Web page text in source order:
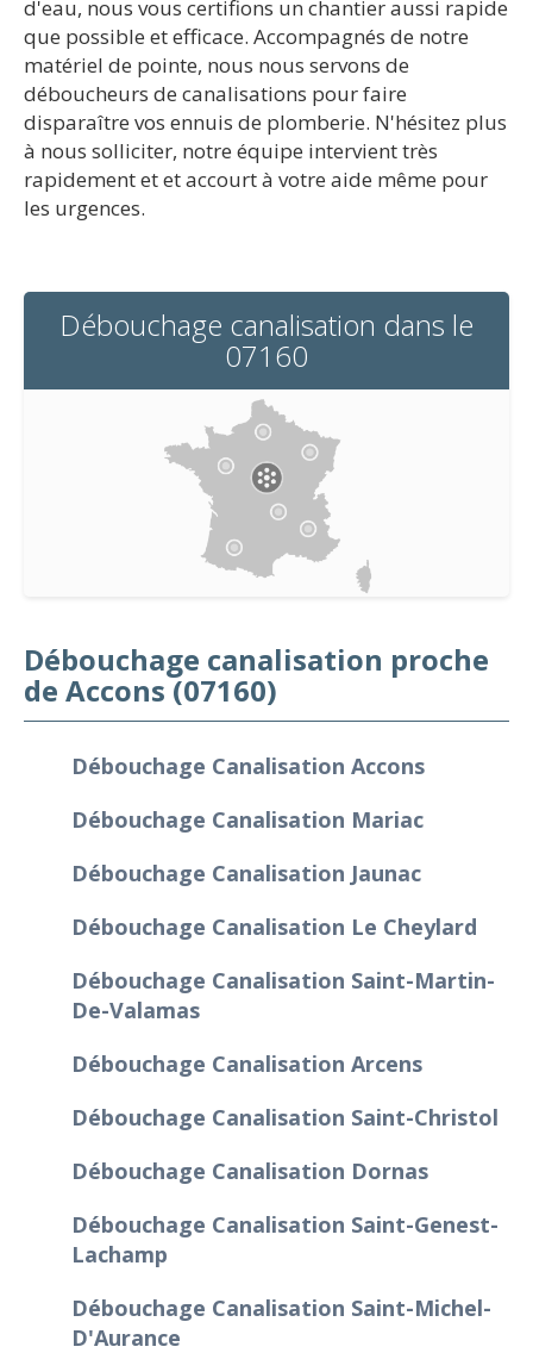
d'eau, nous vous certifions un chantier aussi rapide
que possible et efficace. Accompagnés de notre
matériel de pointe, nous nous servons de
déboucheurs de canalisations pour faire
disparaître vos ennuis de plomberie. N'hésitez plus
à nous solliciter, notre équipe intervient très
rapidement et et accourt à votre aide même pour
les urgences.
Débouchage canalisation dans le
07160
Débouchage canalisation proche
de Accons (07160)
Débouchage Canalisation Accons
Débouchage Canalisation Mariac
Débouchage Canalisation Jaunac
Débouchage Canalisation Le Cheylard
Débouchage Canalisation Saint-Martin-
De-Valamas
Débouchage Canalisation Arcens
Débouchage Canalisation Saint-Christol
Débouchage Canalisation Dornas
Débouchage Canalisation Saint-Genest-
Lachamp
Débouchage Canalisation Saint-Michel-
D'Aurance